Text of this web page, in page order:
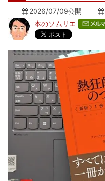
2026/07/09公開
本のソムリエ